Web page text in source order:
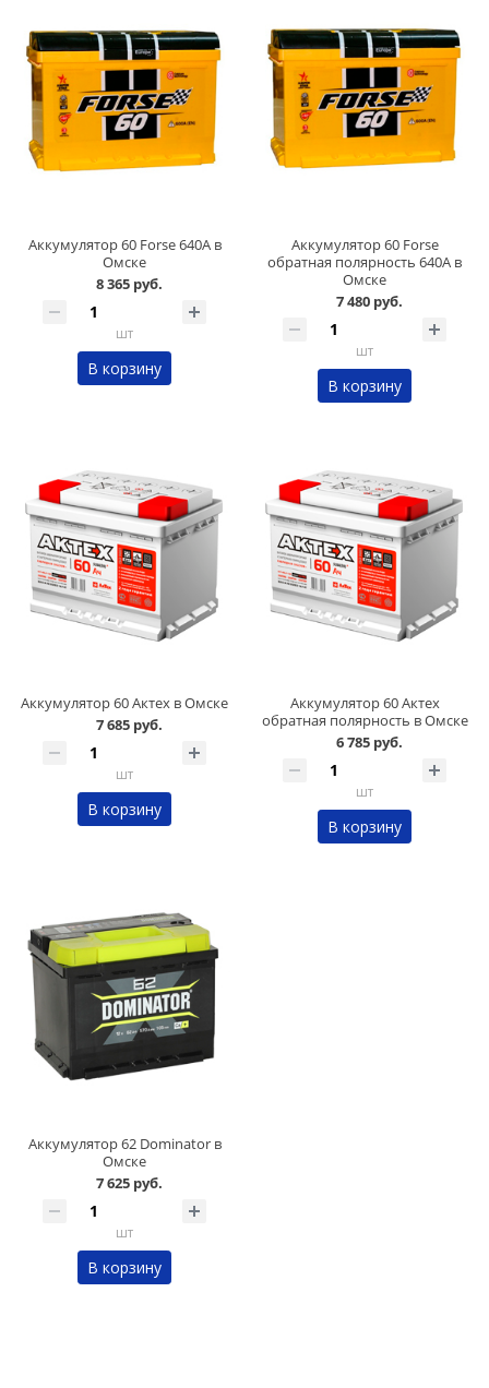
Аккумулятор 60 Forse 640A в
Омске
8 365 руб.
шт
В корзину
Аккумулятор 60 Forse
обратная полярность 640A в
Омске
7 480 руб.
шт
В корзину
Аккумулятор 60 Актех в Омске
7 685 руб.
шт
В корзину
Аккумулятор 60 Актех
обратная полярность в Омске
6 785 руб.
шт
В корзину
Аккумулятор 62 Dominator в
Омске
7 625 руб.
шт
В корзину